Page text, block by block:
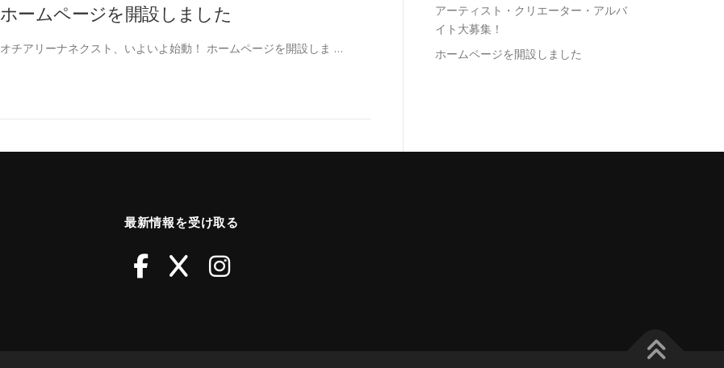
ホームページを開設しました
オチアリーナネクスト、いよいよ始動！ ホームページを開設しま …
アーティスト・クリエーター・アルバ
イト大募集！
ホームページを開設しました
最新情報を受け取る